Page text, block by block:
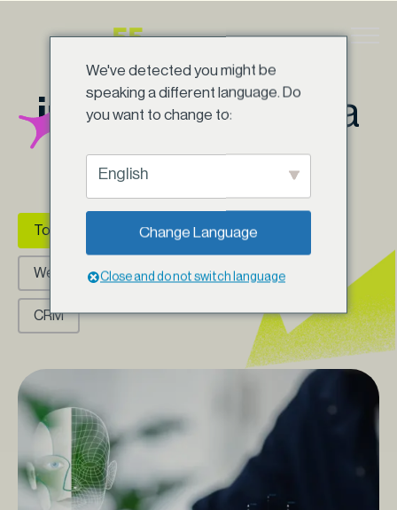
O caminho da
inovaçãocomeça
aqui
Categorias (Posts)
Todos SEO Tech Apps
Websites Digital IA UXUI
CRM
We've detected you might be
speaking a different language. Do
you want to change to:
English
Change Language
Close and do not switch language